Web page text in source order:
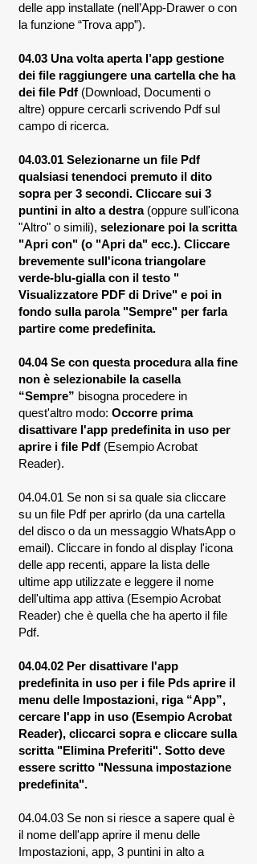
delle app installate (nell’App-Drawer o con
la funzione “Trova app”).
04.03 Una volta aperta l’app gestione
dei file raggiungere una cartella che ha
dei file Pdf (Download, Documenti o
altre) oppure cercarli scrivendo Pdf sul
campo di ricerca.
04.03.01 Selezionarne un file Pdf
qualsiasi tenendoci premuto il dito
sopra per 3 secondi. Cliccare sui 3
puntini in alto a destra(oppure sull'icona
"Altro" o simili), selezionare poi la scritta
"Apri con" (o "Apri da" ecc.). Cliccare
brevemente sull'icona triangolare
verde-blu-gialla con il testo "
Visualizzatore PDF di Drive" e poi in
fondo sulla parola "Sempre" per farla
partire come predefinita.
04.04 Se con questa procedura alla fine
non è selezionabile la casella
“Sempre” bisogna procedere in
quest'altro modo: Occorre prima
disattivare l'app predefinita in uso per
aprire i file Pdf (Esempio Acrobat
Reader).
04.04.01 Se non si sa quale sia cliccare
su un file Pdf per aprirlo (da una cartella
del disco o da un messaggio WhatsApp o
email). Cliccare in fondo al display l'icona
delle app recenti, appare la lista delle
ultime app utilizzate e leggere il nome
dell'ultima app attiva (Esempio Acrobat
Reader) che è quella che ha aperto il file
Pdf.
04.04.02 Per disattivare l'app
predefinita in uso per i file Pds aprire il
menu delle Impostazioni, riga “App”,
cercare l'app in uso (Esempio Acrobat
Reader), cliccarci sopra e cliccare sulla
scritta "Elimina Preferiti". Sotto deve
essere scritto "Nessuna impostazione
predefinita".
04.04.03 Se non si riesce a sapere qual è
il nome dell'app aprire il menu delle
Impostazioni, app, 3 puntini in alto a